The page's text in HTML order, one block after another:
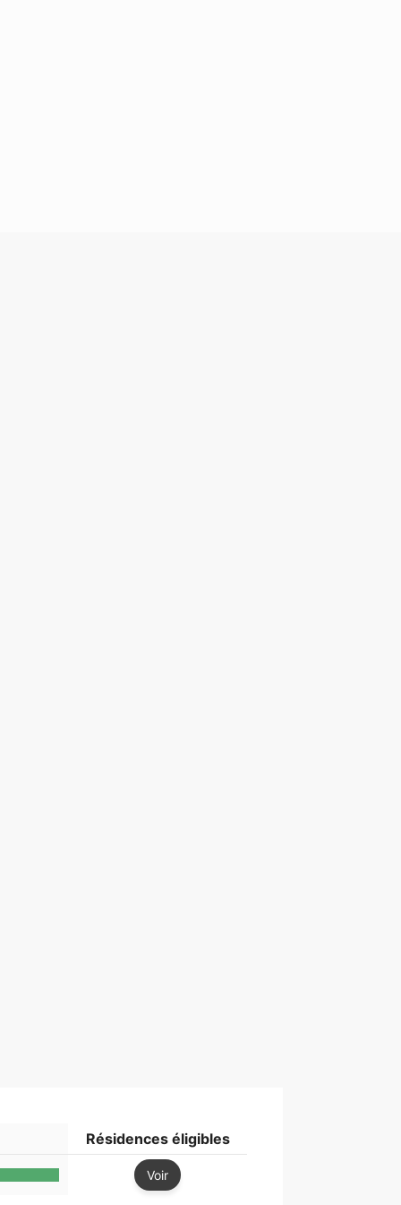
Résidences éligibles
Voir